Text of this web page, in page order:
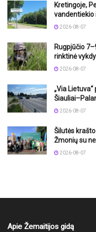
Kretingoje,
vandentiekio
2026-08-07
Rugpjūčio
rinktinė
2026-08-07
„Via
2026-08-07
Šilutės
Žmonių su
2026-08-07
Apie Žemaitijos gidą